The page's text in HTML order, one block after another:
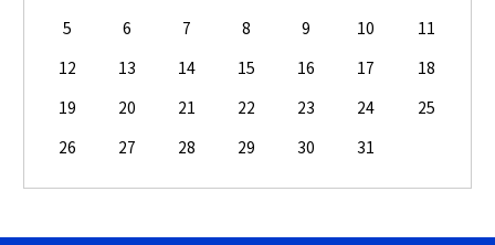
5
6 7 8 9 10
11
12
13 14 15 16 17
18
19
20 21 22 23 24
25
26
27 28 29 30 31